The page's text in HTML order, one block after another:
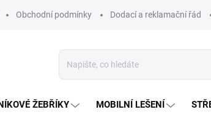
Obchodní podmínky Dodací a reklamační řád
ŽEBŘÍKY MOBILNÍ LEŠENÍ